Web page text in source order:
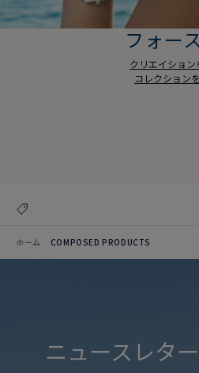
フォー
クリエイション
コレクション
ホーム COMPOSED PRODUCTS
ニュースレタ